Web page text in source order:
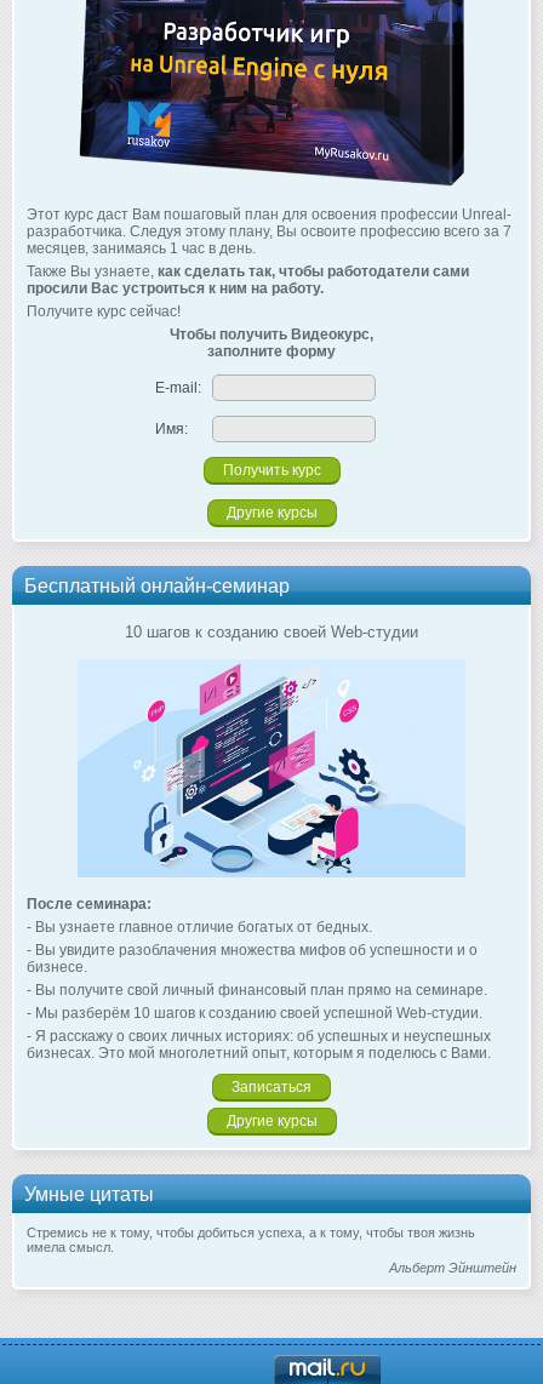
Этот курс даст Вам пошаговый план для освоения профессии Unreal-
разработчика. Следуя этому плану, Вы освоите профессию всего за 7
месяцев, занимаясь 1 час в день.
Также Вы узнаете, как сделать так, чтобы работодатели сами
просили Вас устроиться к ним на работу.
Получите курс сейчас!
Чтобы получить Видеокурс,
заполните форму
E-mail:
Имя:
Другие курсы
Бесплатный онлайн-семинар
10 шагов к созданию своей Web-студии
После семинара:
- Вы узнаете главное отличие богатых от бедных.
- Вы увидите разоблачения множества мифов об успешности и о
бизнесе.
- Вы получите свой личный финансовый план прямо на семинаре.
- Мы разберём 10 шагов к созданию своей успешной Web-студии.
- Я расскажу о своих личных историях: об успешных и неуспешных
бизнесах. Это мой многолетний опыт, которым я поделюсь с Вами.
Записаться
Другие курсы
Умные цитаты
Стремись не к тому, чтобы добиться успеха, а к тому, чтобы твоя жизнь
имела смысл.
Альберт Эйнштейн